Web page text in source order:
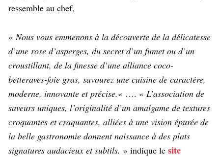
ressemble au chef,
«Nous vous emmenons à la découverte de la délicatesse
d’une rose d’asperges, du secret d’un fumet ou d’un
croustillant, de la finesse d’une alliance coco-
betteraves-foie gras, savourez une cuisine de caractère,
moderne, innovante et précise.« …. « L’association de
saveurs uniques, l’originalité d’un amalgame de textures
croquantes et craquantes, alliées à une vision épurée de
la belle gastronomie donnent naissance à des plats
signatures audacieux et subtils. » indique le site